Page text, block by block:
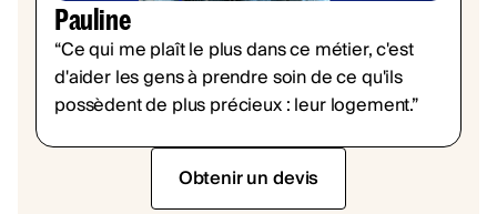
Pauline
“Ce qui me plaît le plus dans ce métier, c'est
d'aider les gens à prendre soin de ce qu'ils
possèdent de plus précieux : leur logement.”
Obtenir un devis